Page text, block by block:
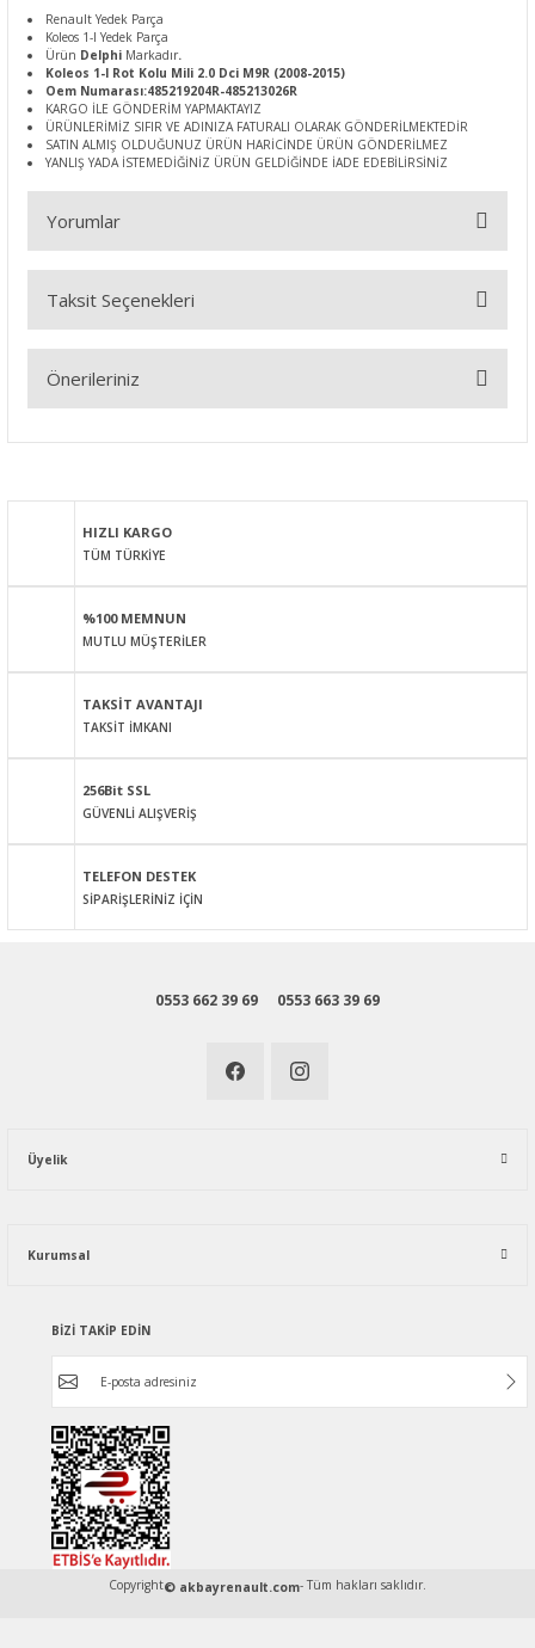
Renault Yedek Parça
Koleos 1-I Yedek Parça
Ürün Delphi Markadır.
Koleos 1-I Rot Kolu Mili 2.0 Dci M9R (2008-2015)
Oem Numarası:485219204R-485213026R
KARGO İLE GÖNDERİM YAPMAKTAYIZ
ÜRÜNLERİMİZ SIFIR VE ADINIZA FATURALI OLARAK GÖNDERİLMEKTEDİR
SATIN ALMIŞ OLDUĞUNUZ ÜRÜN HARİCİNDE ÜRÜN GÖNDERİLMEZ
YANLIŞ YADA İSTEMEDİĞİNİZ ÜRÜN GELDİĞİNDE İADE EDEBİLİRSİNİZ
Yorumlar
Bu ürüne ilk yorumu siz yapın!
Taksit Seçenekleri
Önerileriniz
Görüş ve önerileriniz için teşekkür ederiz.
Ürün resmi kalitesiz, bozuk veya görüntülenemiyor.
Ürün bilgilerinde hatalar bulunuyor.
Bu ürüne benzer farklı alternatifler olmalı.
HIZLI KARGO
TÜM TÜRKİYE
%100 MEMNUN
MUTLU MÜŞTERİLER
TAKSİT AVANTAJI
TAKSİT İMKANI
256Bit SSL
GÜVENLİ ALIŞVERİŞ
TELEFON DESTEK
SİPARİŞLERİNİZ İÇİN
0553 662 39 69 0553 663 39 69
Üyelik
Kurumsal
BİZİ TAKİP EDİN
Copyright© akbayrenault.com- Tüm hakları saklıdır.